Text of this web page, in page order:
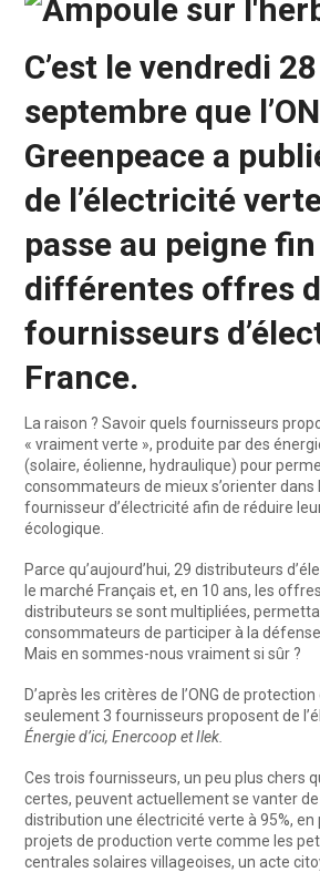
C’est le vendredi 28
septembre que
Greenpeace a
de l’électricité
passe au peigne
différentes offres
fournisseurs
France.
La raison ? Savoir quels fournisseurs
« vraiment verte », produite par des
(solaire, éolienne, hydraulique) pour
consommateurs de mieux s’orienter dans
fournisseur d’électricité afin de réduire
écologique.
Parce qu’aujourd’hui, 29 distributeurs
le marché Français et, en 10 ans, les
distributeurs se sont multipliées,
consommateurs de participer à la
Mais en sommes-nous vraiment si sûr ?
D’après les critères de l’ONG de
seulement 3 fournisseurs proposent de
Énergie d’ici, Enercoop et Ilek.
Ces trois fournisseurs, un peu plus chers
certes, peuvent actuellement se vanter
distribution une électricité verte à 95%, en
projets de production verte comme les
centrales solaires villageoises, un acte